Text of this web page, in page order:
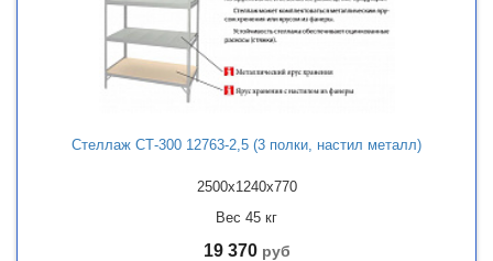
Стеллаж СТ-300 12763-2,5 (3 полки, настил металл)
2500x1240x770
Вес 45 кг
19 370 руб